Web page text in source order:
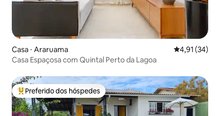
Casa ⋅ Araruama 4,91 de uma
4,91 (34)
Casa Espaçosa com Quintal Perto da Lagoa
Entre os melhores preferidos dos hóspedes
Preferido dos hóspedes